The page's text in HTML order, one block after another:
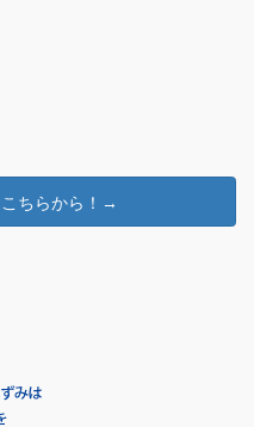
ちらから！→